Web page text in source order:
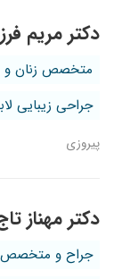
دکتر مریم
متخصص زنان و
جراحی زیبایی
پیروزی
دکتر مهناز
جراح و متخصص